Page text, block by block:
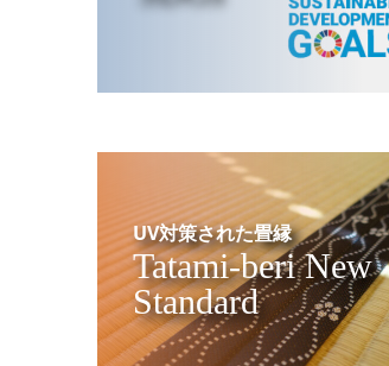
UV対策された畳縁
Tatami-beri New
Standard